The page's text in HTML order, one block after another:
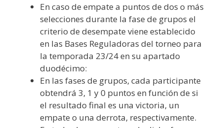
En caso de empate a puntos de dos o más
selecciones durante la fase de grupos el
criterio de desempate viene establecido
en las Bases Reguladoras del torneo para
la temporada 23/24 en su apartado
duodécimo:
En las fases de grupos, cada participante
obtendrá 3, 1 y 0 puntos en función de si
el resultado final es una victoria, un
empate o una derrota, respectivamente.